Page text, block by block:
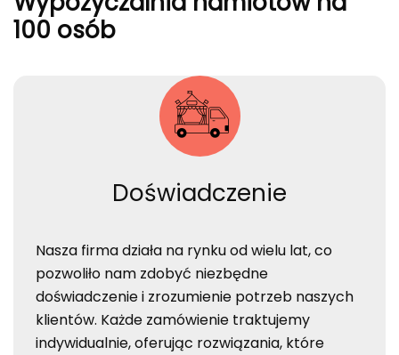
100 osób
Doświadczenie
Nasza firma działa na rynku od wielu lat, co
pozwoliło nam zdobyć niezbędne
doświadczenie i zrozumienie potrzeb naszych
klientów. Każde zamówienie traktujemy
indywidualnie, oferując rozwiązania, które